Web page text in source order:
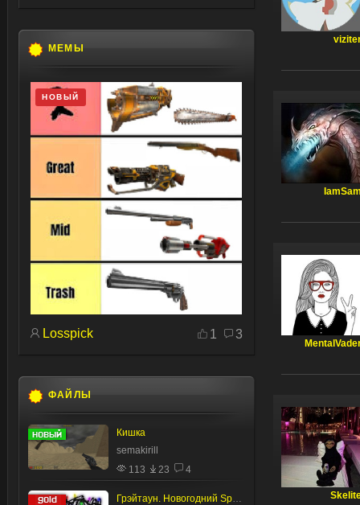
МЕМЫ
НОВЫЙ
Losspick 1 3
ФАЙЛЫ
Кишка
semakirill
113
23 4
Грэйтаун. Новогодний Special